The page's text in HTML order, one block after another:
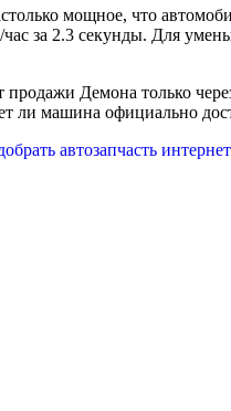
мощное, что
за 2.3 секунды. Для
продажи Демона только
ли машина официально
автозапчасть